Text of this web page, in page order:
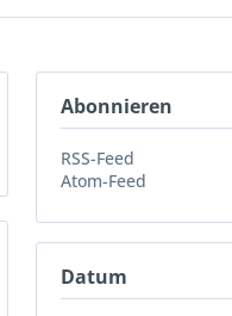
Abonnieren
RSS-Feed
Atom-Feed
Datum